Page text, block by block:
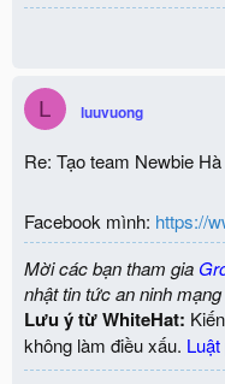
L luuvuong
Re: Tạo team Newbie
Facebook mình: https://
Mời các bạn tham gia
nhật tin tức an ninh mạng
Lưu ý từ WhiteHat:
không làm điều xấu.